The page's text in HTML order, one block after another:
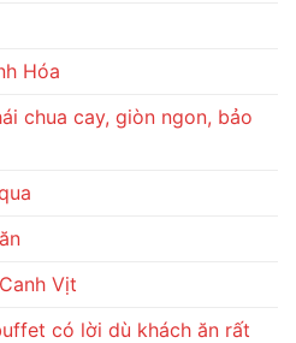
Hóa
chua cay, giòn ngon, bảo
Vịt
có lời dù khách ăn rất